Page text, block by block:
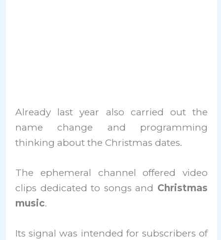
Already last year also carried out the
name change and programming
thinking about the Christmas dates.
The ephemeral channel offered video
clips dedicated to songs and Christmas
music.
Its signal was intended for subscribers of